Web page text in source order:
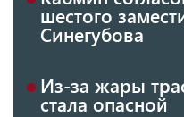
шестого
Синегубова
Из-за жары
стала опасной